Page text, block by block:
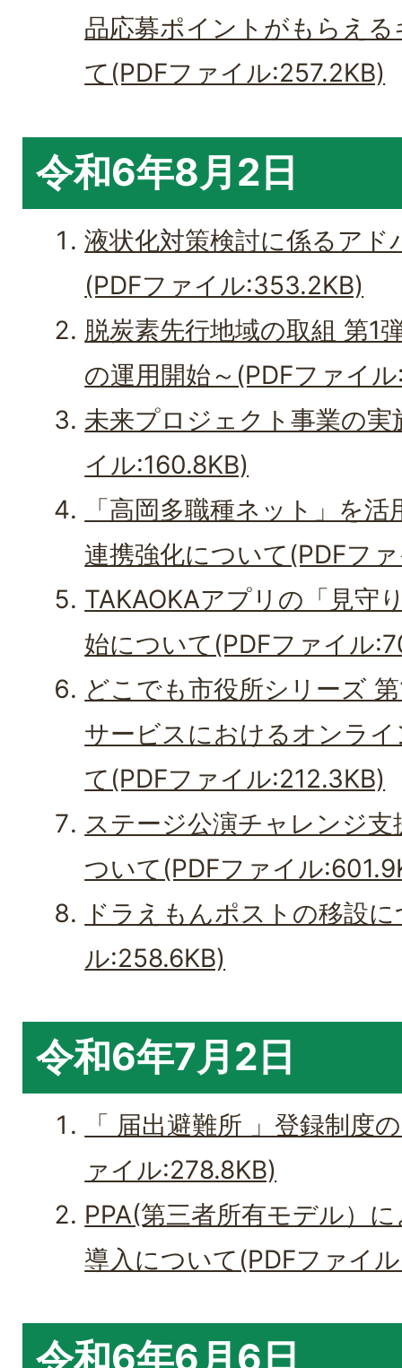
品応募ポイントがもらえ
て(PDFファイル:257.2KB)
令和6年8月2日
液状化対策検討に係るア
(PDFファイル:353.2KB)
脱炭素先行地域の取組 第1
の運用開始～(PDFファイ
未来プロジェクト事業の
イル:160.8KB)
「高岡多職種ネット」を
連携強化について(PDFフ
TAKAOKAアプリの「見守
始について(PDFファイル
どこでも市役所シリーズ
サービスにおけるオンラ
て(PDFファイル:212.3KB)
ステージ公演チャレンジ
ついて(PDFファイル
ドラえもんポストの移設
ル:258.6KB)
令和6年7月2日
「 届出避難所 」登録制度
ァイル:278.8KB)
PPA(第三者所有モデル）
導入について(PDFファイ
令和6年6月6日